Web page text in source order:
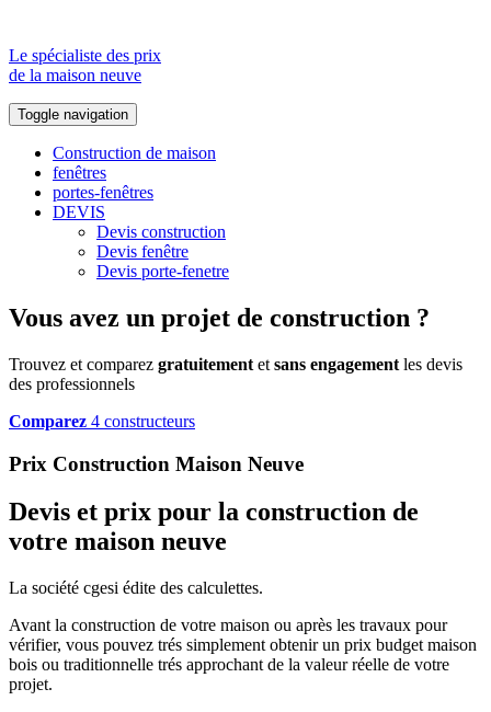
Le spécialiste des prix
de la maison neuve
Toggle navigation
Construction de maison
fenêtres
portes-fenêtres
DEVIS
Devis construction
Devis fenêtre
Devis porte-fenetre
Vous avez un projet de construction ?
Trouvez et comparez gratuitement et sans engagement les devis
des professionnels
Comparez 4 constructeurs
Prix Construction Maison Neuve
Devis et prix pour la construction de
votre maison neuve
La société cgesi édite des calculettes.
Avant la construction de votre maison ou après les travaux pour
vérifier, vous pouvez trés simplement obtenir un prix budget maison
bois ou traditionnelle trés approchant de la valeur réelle de votre
projet.